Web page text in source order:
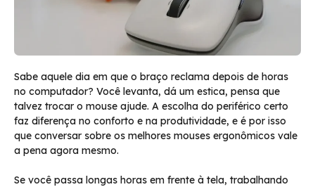
Sabe aquele dia em que o braço reclama depois de horas
no computador? Você levanta, dá um estica, pensa que
talvez trocar o mouse ajude. A escolha do periférico certo
faz diferença no conforto e na produtividade, e é por isso
que conversar sobre os melhores mouses ergonômicos vale
a pena agora mesmo.
Se você passa longas horas em frente à tela, trabalhando